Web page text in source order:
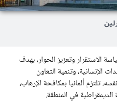
الاستقرار وتعزيز الحوار، بهدف
الإنسانية، وتنمية التعاون
تلتزم ألمانيا بمكافحة الإرهاب،
الديمقراطية في المنطقة.